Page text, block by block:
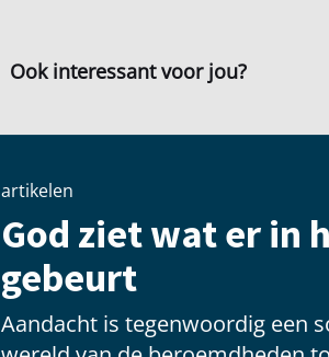
Ook interessant voor jou?
artikelen
God ziet wat er in
gebeurt
Aandacht is tegenwoordig een